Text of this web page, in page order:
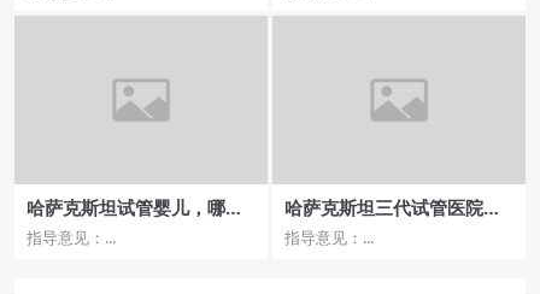
哈萨克斯坦试管婴儿，哪家
医院有成功？
指导意见：...
哈萨克斯坦三代试管医院价
格影响因素
指导意见：...